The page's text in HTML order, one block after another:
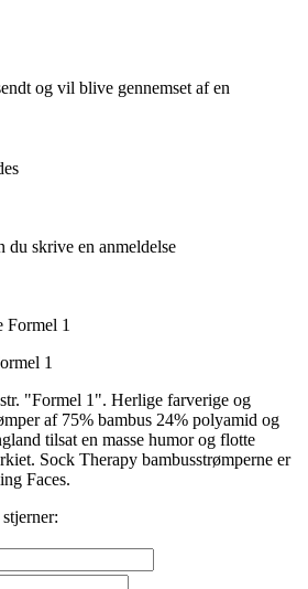
og vil blive gennemset af en
du skrive en anmeldelse
1
"Formel 1". Herlige farverige og
af 75% bambus 24% polyamid og
tilsat en masse humor og flotte
Sock Therapy bambusstrømperne er
Faces.